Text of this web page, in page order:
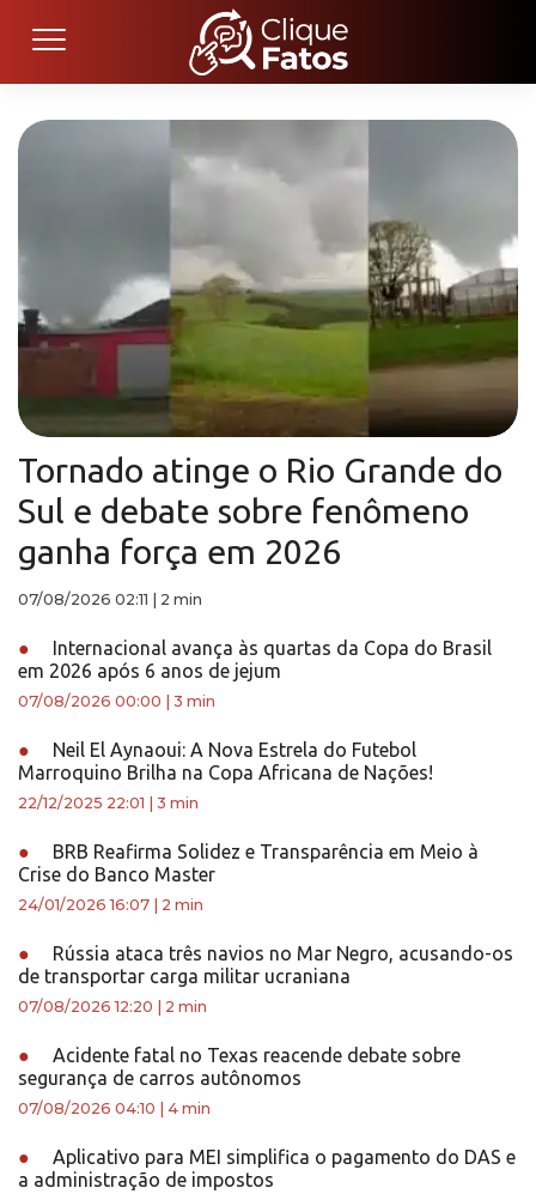
Tornado atinge o Rio Grande do
Sul e debate sobre fenômeno
ganha força em 2026
07/08/2026 02:11 2 min
●
Internacional avança às quartas da Copa do Brasil
em 2026 após 6 anos de jejum
07/08/2026 00:00 3 min
●
Neil El Aynaoui: A Nova Estrela do Futebol
Marroquino Brilha na Copa Africana de Nações!
22/12/2025 22:01 3 min
●
BRB Reafirma Solidez e Transparência em Meio à
Crise do Banco Master
24/01/2026 16:07 2 min
●
Rússia ataca três navios no Mar Negro, acusando-os
de transportar carga militar ucraniana
07/08/2026 12:20 2 min
●
Acidente fatal no Texas reacende debate sobre
segurança de carros autônomos
07/08/2026 04:10 4 min
●
Aplicativo para MEI simplifica o pagamento do DAS e
a administração de impostos